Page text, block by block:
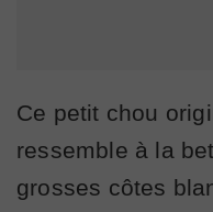
Ce petit chou
ressemble à la
grosses côtes